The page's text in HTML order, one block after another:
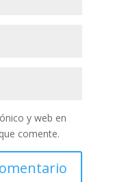
y web en
comente.